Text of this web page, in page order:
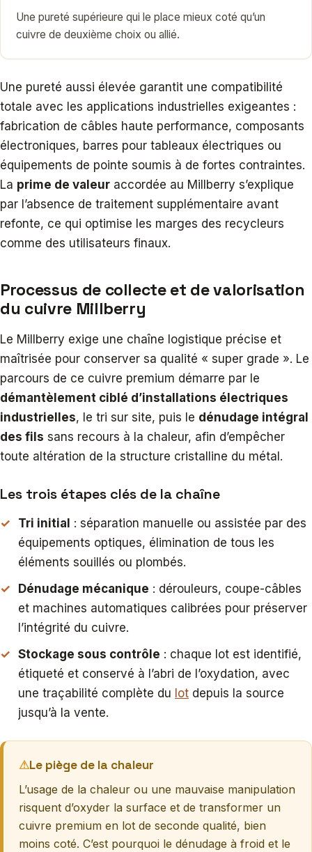
Une pureté supérieure qui le place mieux coté qu’un
cuivre de deuxième choix ou allié.
Une pureté aussi élevée garantit une compatibilité
totale avec les applications industrielles exigeantes :
fabrication de câbles haute performance, composants
électroniques, barres pour tableaux électriques ou
équipements de pointe soumis à de fortes contraintes.
La prime de valeur accordée au Millberry s’explique
par l’absence de traitement supplémentaire avant
refonte, ce qui optimise les marges des recycleurs
comme des utilisateurs finaux.
Processus de collecte et de valorisation
du cuivre Millberry
Le Millberry exige une chaîne logistique précise et
maîtrisée pour conserver sa qualité « super grade ». Le
parcours de ce cuivre premium démarre par le
démantèlement ciblé d’installations électriques
industrielles, le tri sur site, puis le dénudage intégral
des fils sans recours à la chaleur, afin d’empêcher
toute altération de la structure cristalline du métal.
Les trois étapes clés de la chaîne
Tri initial : séparation manuelle ou assistée par des
équipements optiques, élimination de tous les
éléments souillés ou plombés.
Dénudage mécanique : dérouleurs, coupe-câbles
et machines automatiques calibrées pour préserver
l’intégrité du cuivre.
Stockage sous contrôle : chaque lot est identifié,
étiqueté et conservé à l’abri de l’oxydation, avec
une traçabilité complète du lot depuis la source
jusqu’à la vente.
Le piège de la chaleur
L’usage de la chaleur ou une mauvaise manipulation
risquent d’oxyder la surface et de transformer un
cuivre premium en lot de seconde qualité, bien
moins coté. C’est pourquoi le dénudage à froid et le